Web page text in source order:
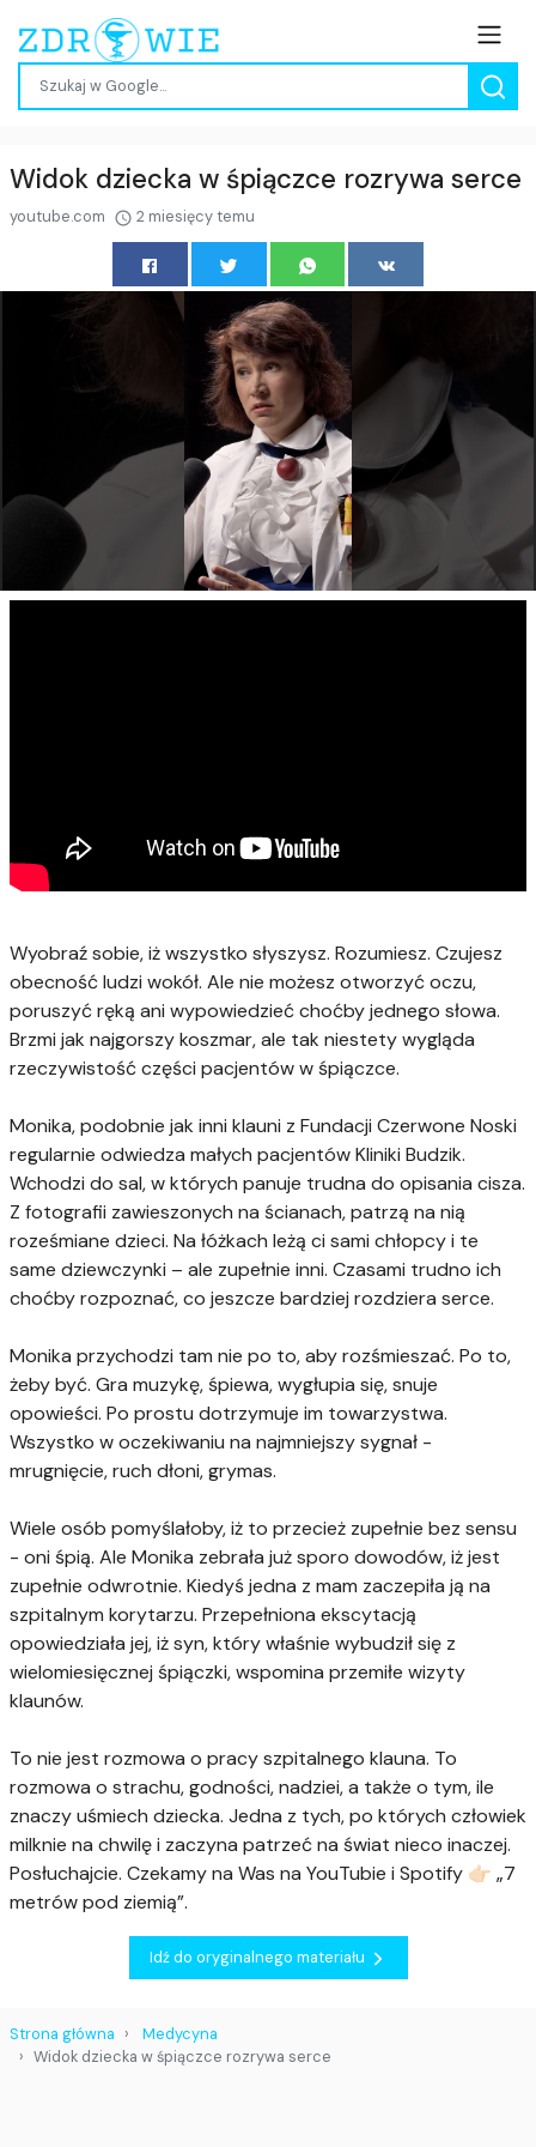
Widok dziecka w śpiączce rozrywa serce
youtube.com 2 miesięcy temu
Wyobraź sobie, iż wszystko słyszysz. Rozumiesz. Czujesz
obecność ludzi wokół. Ale nie możesz otworzyć oczu,
poruszyć ręką ani wypowiedzieć choćby jednego słowa.
Brzmi jak najgorszy koszmar, ale tak niestety wygląda
rzeczywistość części pacjentów w śpiączce.
Monika, podobnie jak inni klauni z Fundacji Czerwone Noski
regularnie odwiedza małych pacjentów Kliniki Budzik.
Wchodzi do sal, w których panuje trudna do opisania cisza.
Z fotografii zawieszonych na ścianach, patrzą na nią
roześmiane dzieci. Na łóżkach leżą ci sami chłopcy i te
same dziewczynki – ale zupełnie inni. Czasami trudno ich
choćby rozpoznać, co jeszcze bardziej rozdziera serce.
Monika przychodzi tam nie po to, aby rozśmieszać. Po to,
żeby być. Gra muzykę, śpiewa, wygłupia się, snuje
opowieści. Po prostu dotrzymuje im towarzystwa.
Wszystko w oczekiwaniu na najmniejszy sygnał -
mrugnięcie, ruch dłoni, grymas.
Wiele osób pomyślałoby, iż to przecież zupełnie bez sensu
- oni śpią. Ale Monika zebrała już sporo dowodów, iż jest
zupełnie odwrotnie. Kiedyś jedna z mam zaczepiła ją na
szpitalnym korytarzu. Przepełniona ekscytacją
opowiedziała jej, iż syn, który właśnie wybudził się z
wielomiesięcznej śpiączki, wspomina przemiłe wizyty
klaunów.
To nie jest rozmowa o pracy szpitalnego klauna. To
rozmowa o strachu, godności, nadziei, a także o tym, ile
znaczy uśmiech dziecka. Jedna z tych, po których człowiek
milknie na chwilę i zaczyna patrzeć na świat nieco inaczej.
Posłuchajcie. Czekamy na Was na YouTubie i Spotify 👉🏻 „7
metrów pod ziemią”.
Idź do oryginalnego materiału
Strona główna
Medycyna
Widok dziecka w śpiączce rozrywa serce